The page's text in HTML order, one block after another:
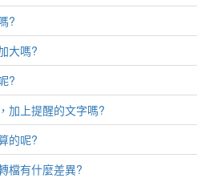
?
大嗎?
?
加上提醒的文字嗎?
的呢?
檔有什麼差異?